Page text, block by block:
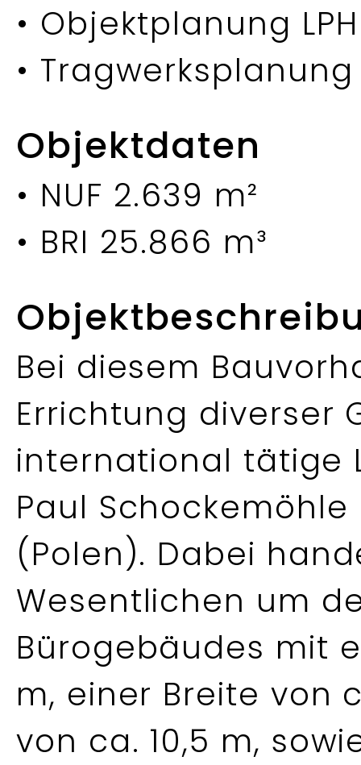
• Objektplanung
• Tragwerksplanung
Objektdaten
• NUF 2.639 m²
• BRI 25.866 m³
Bei diesem
Errichtung diverser
international tätige
Paul
(Polen). Dabei
Wesentlichen um
Bürogebäudes mit
m, einer Breite von
von ca. 10,5 m,